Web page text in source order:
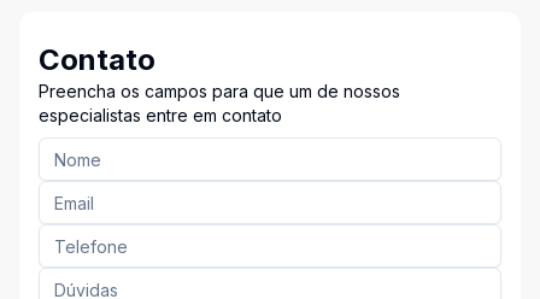
Contato
Preencha os campos para que um de nossos
especialistas entre em contato